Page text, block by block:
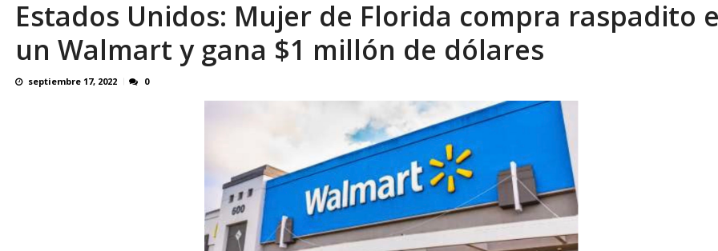
OVP denunció 15 años de violación sistemática de derechos humanos en el Minister... AGOSTO 6, 2026
Estados Unidos: Mujer de Florida compra raspadito
un Walmart y gana $1 millón de dólares
septiembre 17, 2022 0